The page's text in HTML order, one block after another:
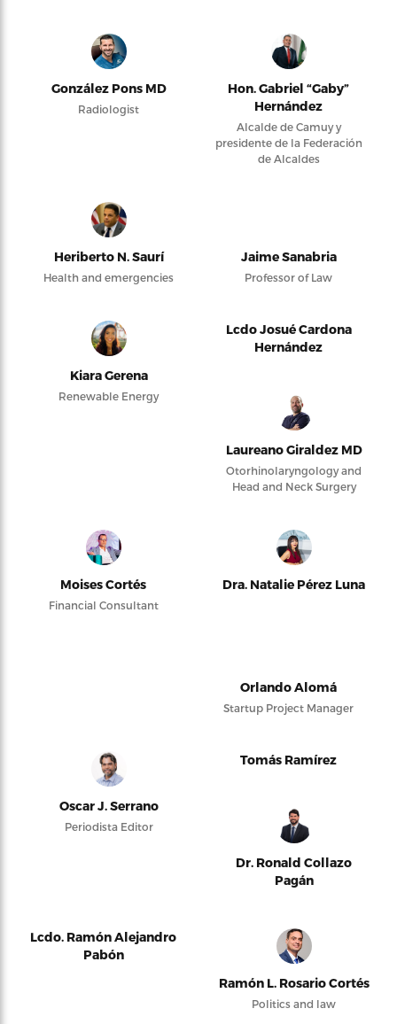
González Pons MD
Radiologist
Hon. Gabriel “Gaby”
Hernández
Alcalde de Camuy y
presidente de la Federación
de Alcaldes
Heriberto N. Saurí
Health and emergencies
Jaime Sanabria
Professor of Law
Kiara Gerena
Renewable Energy
Lcdo Josué Cardona
Hernández
Laureano Giraldez MD
Otorhinolaryngology and
Head and Neck Surgery
Moises Cortés
Financial Consultant
Dra. Natalie Pérez Luna
Orlando Alomá
Startup Project Manager
Oscar J. Serrano
Periodista Editor
Tomás Ramírez
Dr. Ronald Collazo
Pagán
Lcdo. Ramón Alejandro
Pabón
Ramón L. Rosario Cortés
Politics and law